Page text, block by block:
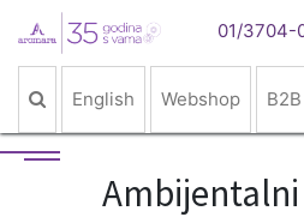
01/3704-
English Webshop B2B